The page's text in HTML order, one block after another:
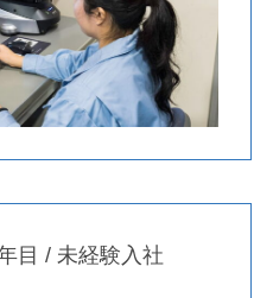
目 / 未経験入社